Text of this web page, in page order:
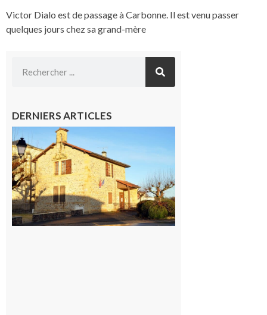
Victor Dialo est de passage à Carbonne. Il est venu passer
quelques jours chez sa grand-mère
DERNIERS ARTICLES